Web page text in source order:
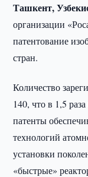
Ташкент,
организации
патентование
стран.
Количество
140, что в 1,5
патенты
технологий
установки
«быстрые»